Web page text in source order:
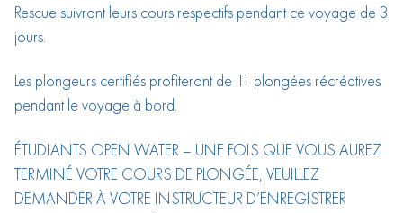
Rescue suivront leurs cours respectifs pendant ce voyage de 3
jours.
Les plongeurs certifiés profiteront de 11 plongées récréatives
pendant le voyage à bord.
ÉTUDIANTS OPEN WATER – UNE FOIS QUE VOUS AUREZ
TERMINÉ VOTRE COURS DE PLONGÉE, VEUILLEZ
DEMANDER À VOTRE INSTRUCTEUR D’ENREGISTRER